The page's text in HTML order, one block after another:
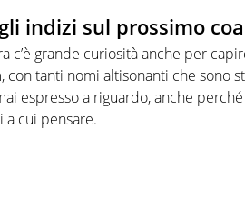
indizi sul prossimo
c’è grande curiosità anche per
con tanti nomi altisonanti che sono
espresso a riguardo, anche
cui pensare.